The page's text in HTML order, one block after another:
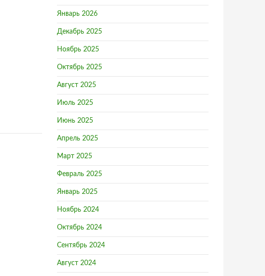
Январь 2026
Декабрь 2025
Ноябрь 2025
Октябрь 2025
Август 2025
Июль 2025
Июнь 2025
Апрель 2025
Март 2025
Февраль 2025
Январь 2025
Ноябрь 2024
Октябрь 2024
Сентябрь 2024
Август 2024